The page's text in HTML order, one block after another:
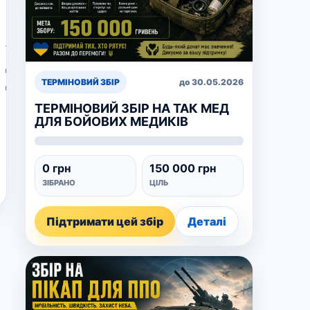
Більше
п’яти
тонн
допомоги
доправили
волонтери
“УНІА”
Херсон
(відео)
ТЕРМІНОВИЙ ЗБІР до 30.05.2026
ТЕРМІНОВИЙ ЗБІР НА ТАК МЕД
ДЛЯ БОЙОВИХ МЕДИКІВ
0 грн
ЗІБРАНО
150 000 грн
ЦІЛЬ
Підтримати цей збір Деталі